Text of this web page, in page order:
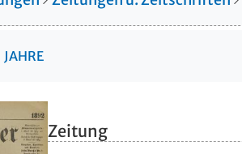
JAHRE
Zeitung